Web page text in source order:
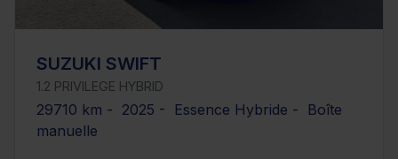
SUZUKI SWIFT
1.2 PRIVILEGE HYBRID
29710 km - 2025 - Essence Hybride - Boîte
manuelle